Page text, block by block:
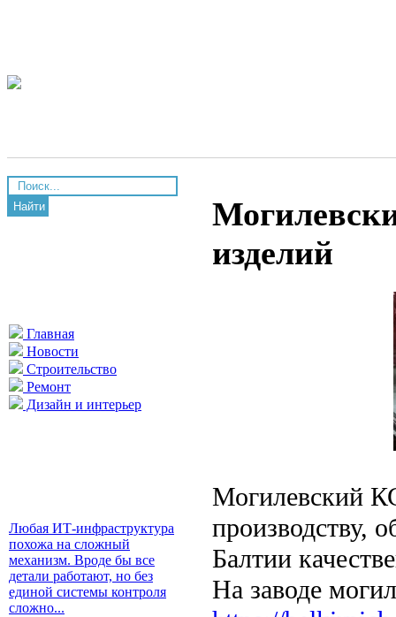
Найти
Главная
Новости
Строительство
Ремонт
Дизайн и интерьер
Любая ИТ-инфраструктура
похожа на сложный
механизм. Вроде бы все
детали работают, но без
единой системы контроля
сложно...
изделий
Могилевский
производству,
Балтии
На заводе